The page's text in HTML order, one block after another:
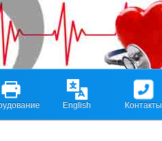
English Контакты